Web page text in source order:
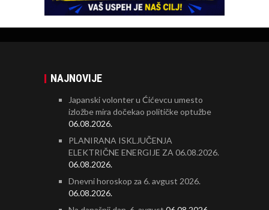
NAJNOVIJE
Japanski volonter u Ćićevcu umesto
izložbe mira dočekao političke optužbe
06.08.2026.
PLANIRANA ISKLJUČENJA
ELEKTRIČNE ENERGIJE ZA 06.08.2026.
06.08.2026.
Dnevni horoskop za 6. avgust 2026.
06.08.2026.